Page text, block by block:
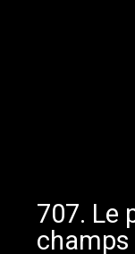
707. Le